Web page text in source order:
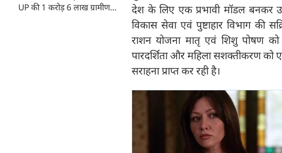
UP की 1 करोड़ 6 लाख ग्रामीण
देश के लिए एक प्रभावी मॉडल बनकर
विकास सेवा एवं पुष्टाहार विभाग की
राशन योजना मातृ एवं शिशु पोषण
पारदर्शिता और महिला सशक्तीकरण को
सराहना प्राप्त कर रही है।